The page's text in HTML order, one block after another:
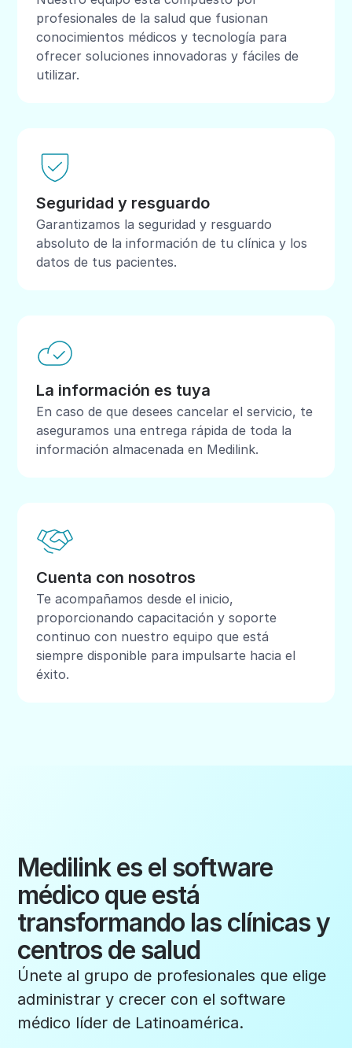
profesionales de la salud que fusionan
conocimientos médicos y tecnología para
ofrecer soluciones innovadoras y fáciles de
utilizar.
Seguridad y resguardo
Garantizamos la seguridad y resguardo
absoluto de la información de tu clínica y los
datos de tus pacientes.
La información es tuya
En caso de que desees cancelar el servicio, te
aseguramos una entrega rápida de toda la
información almacenada en Medilink.
Cuenta con nosotros
Te acompañamos desde el inicio,
proporcionando capacitación y soporte
continuo con nuestro equipo que está
siempre disponible para impulsarte hacia el
éxito.
Medilink es el software
médico que está
transformando las clínicas y
centros de salud
Únete al grupo de profesionales que elige
administrar y crecer con el software
médico líder de Latinoamérica.